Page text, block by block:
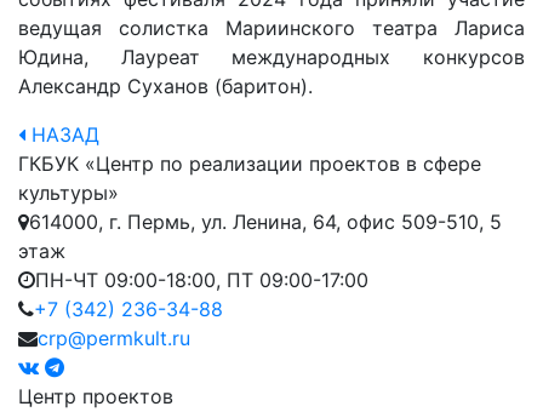
ведущая солистка Мариинского театра Лариса
Юдина, Лауреат международных конкурсов
Александр Суханов (баритон).
НАЗАД
ГКБУК «Центр по реализации проектов в сфере
культуры»
614000, г. Пермь, ул. Ленина, 64, офис 509-510, 5
этаж
ПН-ЧТ 09:00-18:00, ПТ 09:00-17:00
+7 (342) 236-34-88
crp@permkult.ru
Центр проектов